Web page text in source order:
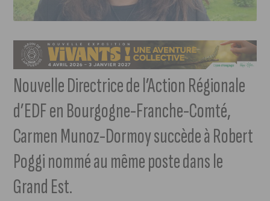
Nouvelle Directrice de l’Action Régionale
d’EDF en Bourgogne-Franche-Comté,
Carmen Munoz-Dormoy succède à Robert
Poggi nommé au même poste dans le
Grand Est.